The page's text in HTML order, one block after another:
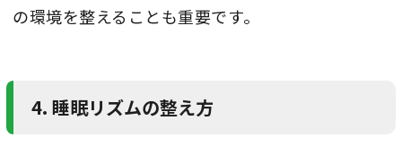
の環境を整えることも重要です。
4. 睡眠リズムの整え方